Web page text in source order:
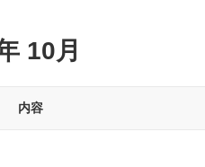
10月
内容